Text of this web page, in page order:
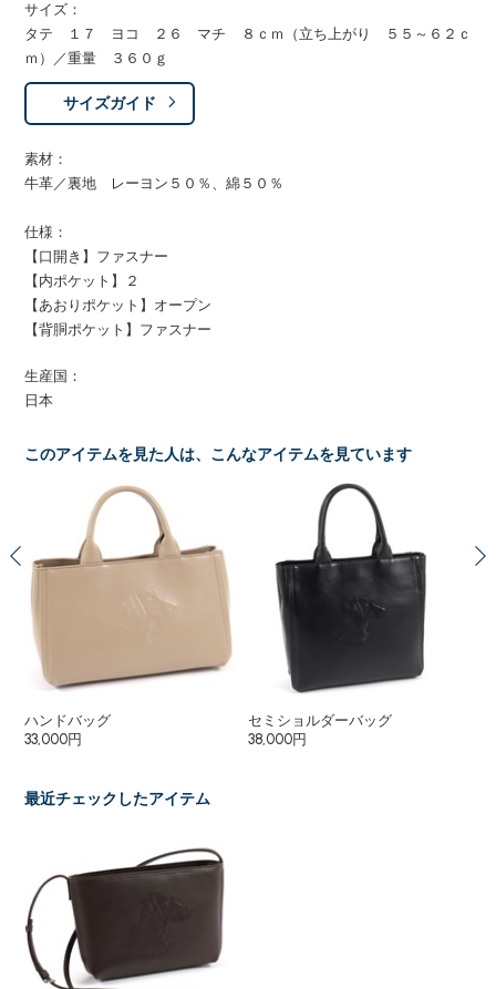
サイズ：
タテ １７ ヨコ ２６ マチ ８ｃｍ（立ち上がり ５５～６２ｃ
ｍ）／重量 ３６０ｇ
サイズガイド
素材：
牛革／裏地 レーヨン５０％、綿５０％
仕様：
【口開き】ファスナー
【内ポケット】２
【あおりポケット】オープン
【背胴ポケット】ファスナー
生産国：
日本
このアイテムを見た人は、こんなアイテムを見ています
ハンドバッグ
33,000円
セミショルダーバッグ
38,000円
最近チェックしたアイテム